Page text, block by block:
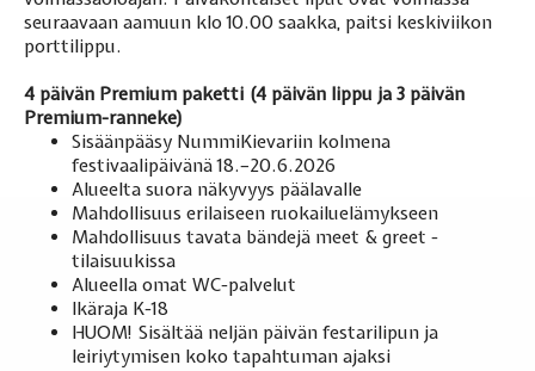
seuraavaan aamuun klo 10.00 saakka, paitsi keskiviikon
porttilippu.
4 päivän Premium paketti (4 päivän lippu ja 3 päivän
Premium-ranneke)
Sisäänpääsy NummiKievariin kolmena
festivaalipäivänä 18.–20.6.2026
Alueelta suora näkyvyys päälavalle
Mahdollisuus erilaiseen ruokailuelämykseen
Mahdollisuus tavata bändejä meet & greet -
tilaisuukissa
Alueella omat WC-palvelut
Ikäraja K-18
HUOM! Sisältää neljän päivän festarilipun ja
leiriytymisen koko tapahtuman ajaksi